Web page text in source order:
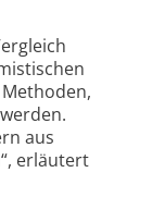
aus
erläutert